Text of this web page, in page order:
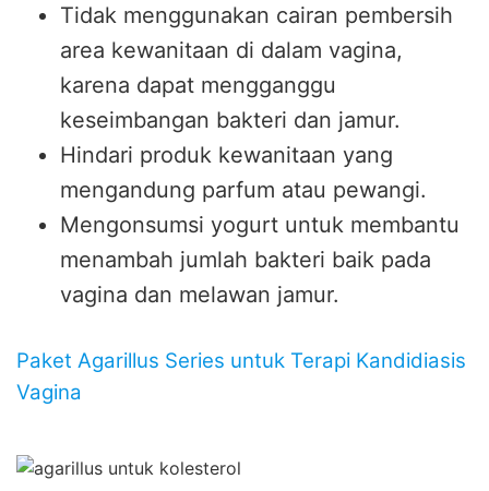
Tidak menggunakan cairan pembersih
area kewanitaan di dalam vagina,
karena dapat mengganggu
keseimbangan bakteri dan jamur.
Hindari produk kewanitaan yang
mengandung parfum atau pewangi.
Mengonsumsi yogurt untuk membantu
menambah jumlah bakteri baik pada
vagina dan melawan jamur.
Paket Agarillus Series untuk Terapi Kandidiasis
Vagina